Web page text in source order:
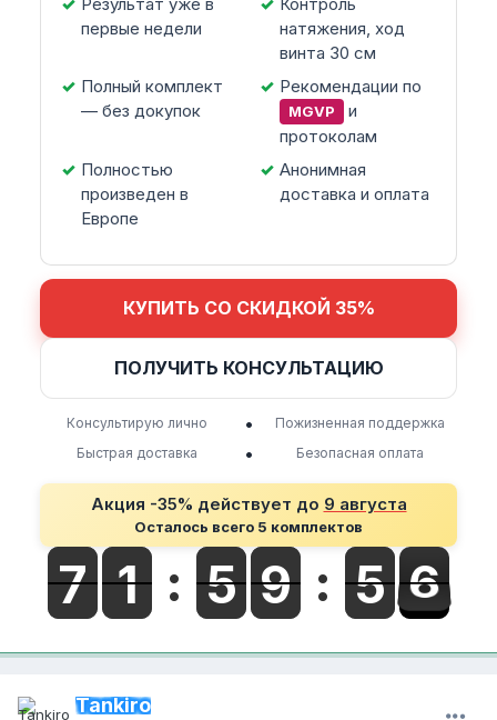
первые недели
натяжения, ход
винта 30 см
Полный комплект
— без докупок
Рекомендации по
MGVP
и
протоколам
Полностью
произведен в
Европе
Анонимная
доставка и оплата
КУПИТЬ СО СКИДКОЙ 35%
ПОЛУЧИТЬ КОНСУЛЬТАЦИЮ
Консультирую лично •
Пожизненная поддержка
Быстрая доставка
• Безопасная оплата
Акция -35% действует до 9 августа
Осталось всего 5 комплектов
Tankiro